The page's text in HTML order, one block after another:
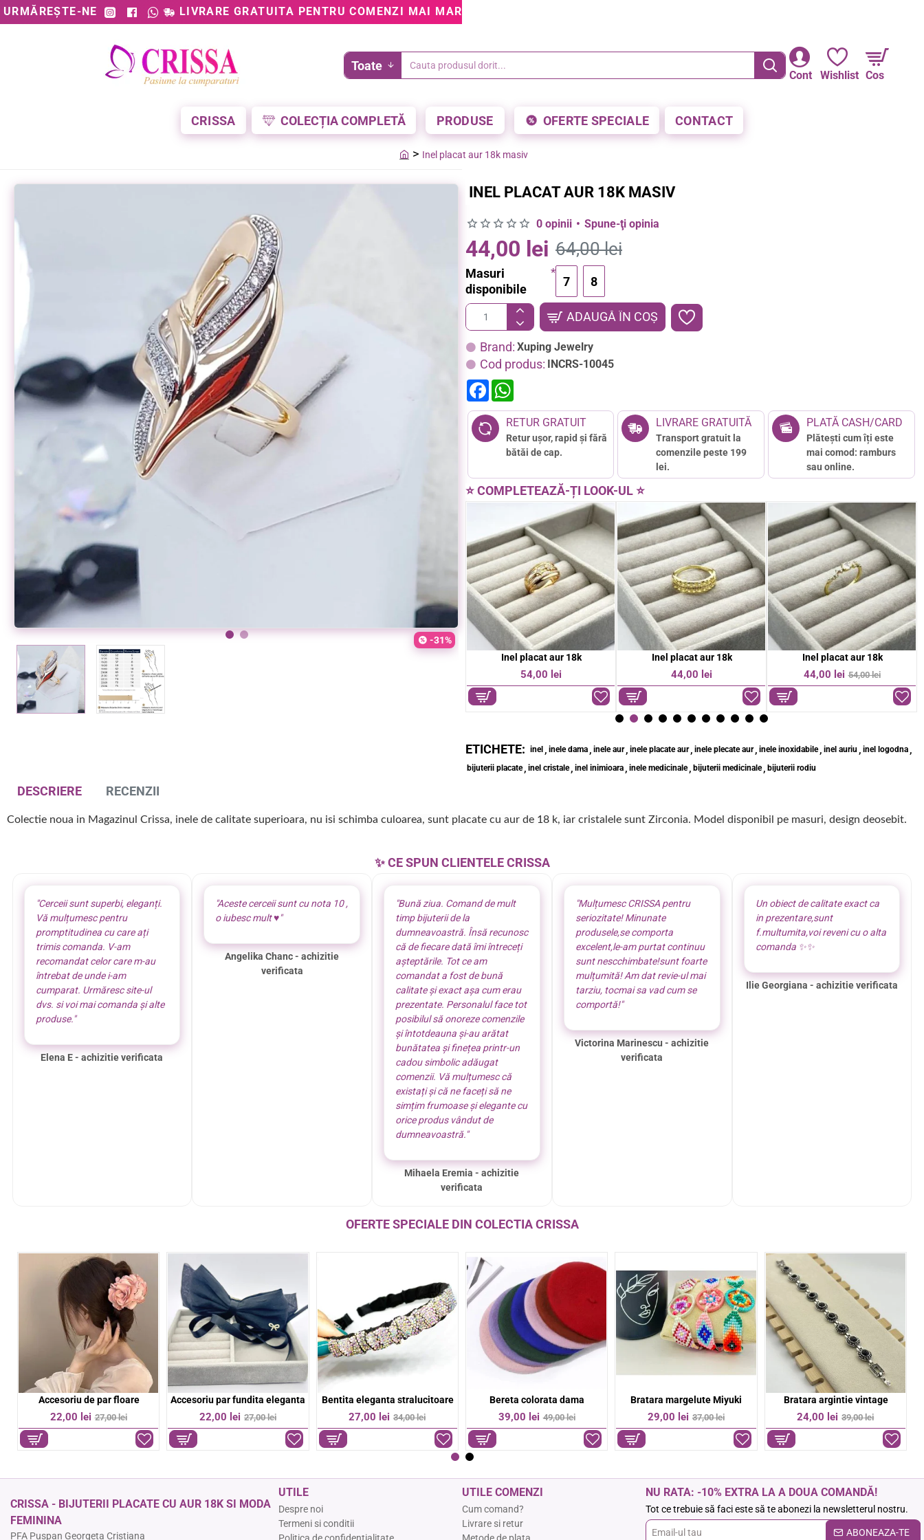
URMĂREȘTE-NE LIVRARE GRATUITA PENTRU COMENZI MAI MARI DE 199 LEI • 5% REDUCERE LA PLATA CU CARDUL
Cont Wishlist Cos
Toate
Cauta
CRISSA COLECȚIA COMPLETĂ PRODUSE OFERTE SPECIALE CONTACT
Inel placat aur 18k masiv
-31%
INEL PLACAT AUR 18K MASIV
Brand: Xuping Jewelry
Cod produs: INCRS-10045
0 opinii • Spune-ţi opinia
44,00 lei 64,00 lei
Masuri
disponibile
7 8
ADAUGĂ ÎN COŞ
F
a
e
b
o
t
s
A
p
RETUR GRATUIT
Retur ușor, rapid și fără
bătăi de cap.
LIVRARE GRATUITĂ
Transport gratuit la
comenzile peste 199
lei.
PLATĂ CASH/CARD
Plătești cum îți este
mai comod: ramburs
sau online.
⭐ COMPLETEAZĂ-ȚI LOOK-UL ⭐
OFERTA
-8%
Inel modern otel inoxidabil
59,00 lei 64,00 lei
OFERTA
Inel placat aur 18k
54,00 lei
Inel placat aur 18k
44,00 lei
OFERTA
-19%
Inel placat aur 18k
44,00 lei 54,00 lei
ETICHETE: inel , inele dama , inele aur , inele placate aur , inele plecate aur , inele inoxidabile , inel auriu , inel logodna ,
bijuterii placate , inel cristale , inel inimioara , inele medicinale , bijuterii medicinale , bijuterii rodiu
DESCRIERE RECENZII
Colectie noua in Magazinul Crissa, inele de calitate superioara, nu isi schimba culoarea, sunt placate cu aur de 18 k, iar cristalele sunt Zirconia. Model disponibil pe masuri, design deosebit.
✨ CE SPUN CLIENTELE CRISSA
"Cerceii sunt superbi, eleganți.
Vă mulțumesc pentru
promptitudinea cu care ați
trimis comanda. V-am
recomandat celor care m-au
întrebat de unde i-am
cumparat. Urmăresc site-ul
dvs. si voi mai comanda și alte
produse."
Elena E - achizitie verificata
"Aceste cerceii sunt cu nota 10 ,
o iubesc mult ♥️"
Angelika Chanc - achizitie
verificata
"Bună ziua. Comand de mult
timp bijuterii de la
dumneavoastră. Însă recunosc
că de fiecare dată îmi întreceți
așteptările. Tot ce am
comandat a fost de bună
calitate și exact așa cum erau
prezentate. Personalul face tot
posibilul să onoreze comenzile
și întotdeauna și-au arătat
bunătatea și finețea printr-un
cadou simbolic adăugat
comenzii. Vă mulțumesc că
existați și că ne faceți să ne
simțim frumoase și elegante cu
orice produs vândut de
dumneavoastră."
Mihaela Eremia - achizitie
verificata
"Mulțumesc CRISSA pentru
seriozitate! Minunate
produsele,se comporta
excelent,le-am purtat continuu
sunt nescchimbate!sunt foarte
mulțumită! Am dat revie-ul mai
tarziu, tocmai sa vad cum se
comportă!"
Victorina Marinescu - achizitie
verificata
Un obiect de calitate exact ca
in prezentare,sunt
f.multumita,voi reveni cu o alta
comanda ✨️✨️
Ilie Georgiana - achizitie verificata
OFERTE SPECIALE DIN COLECTIA CRISSA
-11%
Bratara aurie pe snur negru
39,00 lei 44,00 lei
-36%
Bratara colorata elastica
9,00 lei 14,00 lei
-36%
Bratara colorata margelute fine
9,00 lei 14,00 lei
-17%
Bratara colorata otel inoxidabil
74,00 lei 89,00 lei
-50%
Bratara colorata pe snur
6,00 lei 12,00 lei
-14%
Bratara Cruce otel inoxidabil
37,00 lei 43,00 lei
CRISSA - BIJUTERII PLACATE CU AUR 18K SI MODA
FEMININA
PFA Puspan Georgeta Cristiana
UTILE
Despre noi
Termeni si conditii
UTILE COMENZI
Cum comand?
Livrare si retur
NU RATA: -10% EXTRA LA A DOUA COMANDĂ!
Tot ce trebuie să faci este să te abonezi la newsletterul nostru.
Email- ABONEAZA-TE